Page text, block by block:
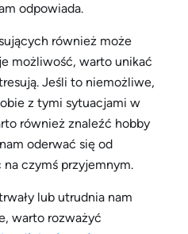
odpowiada.
również może
możliwość, warto unikać
Jeśli to niemożliwe,
z tymi sytuacjami w
również znaleźć hobby
oderwać się od
czymś przyjemnym.
lub utrudnia nam
warto rozważyć